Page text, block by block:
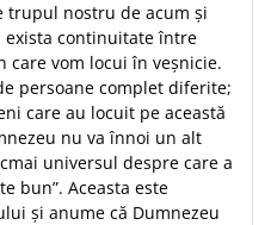
trupul nostru de acum şi
continuitate între
care vom locui în veşnicie.
persoane complet diferite;
care au locuit pe această
nu va înnoi un alt
universul despre care a
bun”. Aceasta este
şi anume că Dumnezeu